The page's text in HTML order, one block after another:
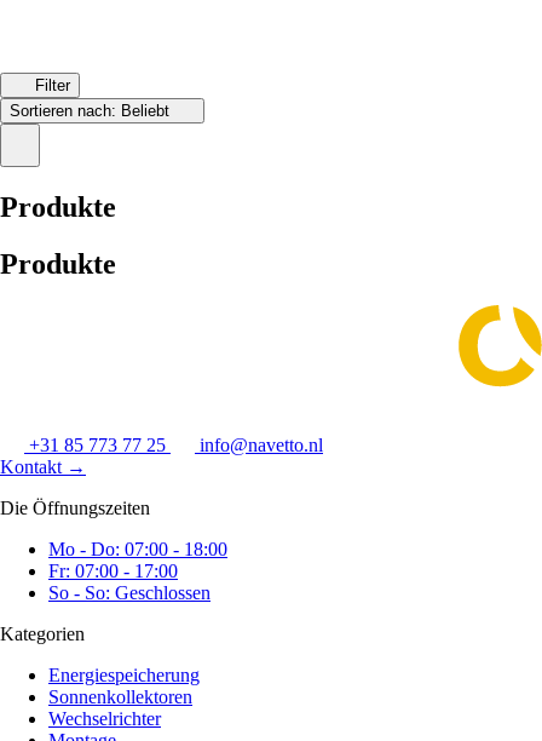
Filter
Sortieren nach: Beliebt
Produkte
Produkte
+31 85 773 77 25
info@navetto.nl
Kontakt →
Die Öffnungszeiten
Mo - Do: 07:00 - 18:00
Fr: 07:00 - 17:00
So - So: Geschlossen
Kategorien
Energiespeicherung
Sonnenkollektoren
Wechselrichter